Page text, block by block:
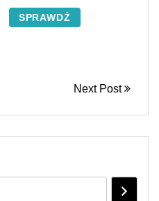
SPRAWDŹ
Next Post